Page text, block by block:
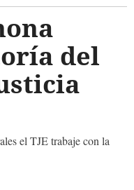
del
el TJE trabaje con la